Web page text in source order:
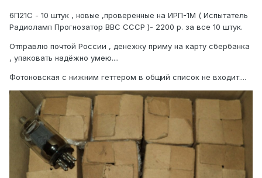
6П21С - 10 штук , новые ,проверенные на ИРП-1М ( Испытатель
Радиоламп Прогнозатор ВВС СССР )- 2200 р. за все 10 штук.
Отправлю почтой России , денежку приму на карту сбербанка
, упаковать надёжно умею....
Фотоновская с нижним геттером в общий список не входит....